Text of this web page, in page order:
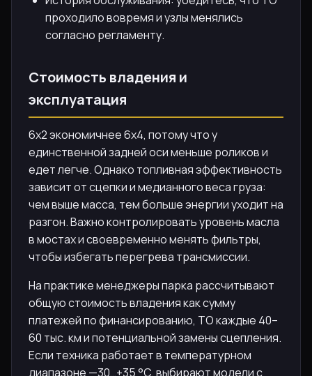
проходило вовремя и узлы менялись
согласно регламенту.
Стоимость владения и
эксплуатация
6х2 экономичнее 6х4, потому что у
единственной задней оси меньше роликов и
едет легче. Однако топливная эффективность
зависит от сцепки и медианного веса груза:
чем выше масса, тем больше энергии уходит на
разгон. Важно контролировать уровень масла
в мостах и своевременно менять фильтры,
чтобы избегать перегрева трансмиссии.
На практике менеджеры парка рассчитывают
общую стоимость владения как сумму
платежей по финансированию, ТО каждые 40–
60 тыс. км и потенциальной замены сцепления.
Если техника работает в температурном
диапазоне —30…+35 °C, выбирают модели с